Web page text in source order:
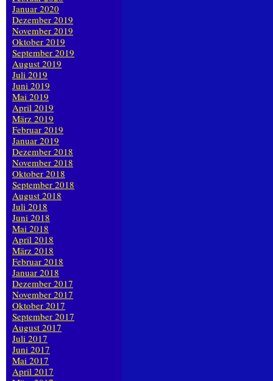
Januar 2020
Dezember 2019
November 2019
Oktober 2019
September 2019
August 2019
Juli 2019
Juni 2019
Mai 2019
April 2019
März 2019
Februar 2019
Januar 2019
Dezember 2018
November 2018
Oktober 2018
September 2018
August 2018
Juli 2018
Juni 2018
Mai 2018
April 2018
März 2018
Februar 2018
Januar 2018
Dezember 2017
November 2017
Oktober 2017
September 2017
August 2017
Juli 2017
Juni 2017
Mai 2017
April 2017